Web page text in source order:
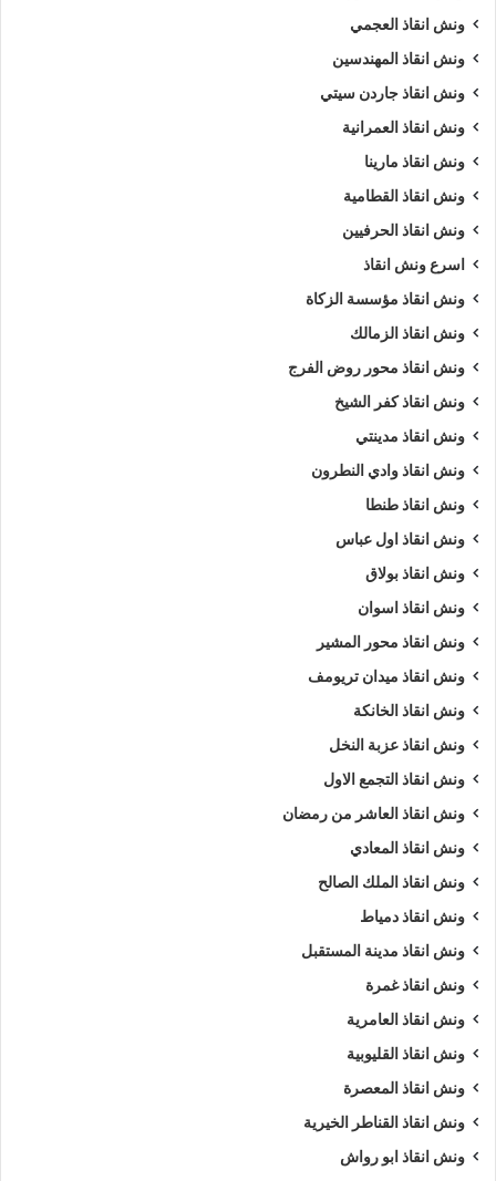
ونش انقاذ العجمي
ونش انقاذ المهندسين
ونش انقاذ جاردن سيتي
ونش انقاذ العمرانية
ونش انقاذ مارينا
ونش انقاذ القطامية
ونش انقاذ الحرفيين
اسرع ونش انقاذ
ونش انقاذ مؤسسة الزكاة
ونش انقاذ الزمالك
ونش انقاذ محور روض الفرج
ونش انقاذ كفر الشيخ
ونش انقاذ مدينتي
ونش انقاذ وادي النطرون
ونش انقاذ طنطا
ونش انقاذ اول عباس
ونش انقاذ بولاق
ونش انقاذ اسوان
ونش انقاذ محور المشير
ونش انقاذ ميدان تريومف
ونش انقاذ الخانكة
ونش انقاذ عزبة النخل
ونش انقاذ التجمع الاول
ونش انقاذ العاشر من رمضان
ونش انقاذ المعادي
ونش انقاذ الملك الصالح
ونش انقاذ دمياط
ونش انقاذ مدينة المستقبل
ونش انقاذ غمرة
ونش انقاذ العامرية
ونش انقاذ القليوبية
ونش انقاذ المعصرة
ونش انقاذ القناطر الخيرية
ونش انقاذ ابو رواش